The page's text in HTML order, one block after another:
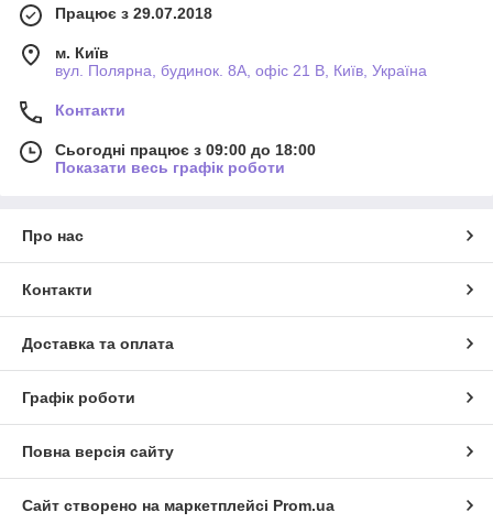
Працює з 29.07.2018
м. Київ
вул. Полярна, будинок. 8А, офіс 21 В, Київ, Україна
Контакти
Сьогодні працює з 09:00 до 18:00
Показати весь графік роботи
Про нас
Контакти
Доставка та оплата
Графік роботи
Повна версія сайту
Сайт створено на маркетплейсі Prom.ua